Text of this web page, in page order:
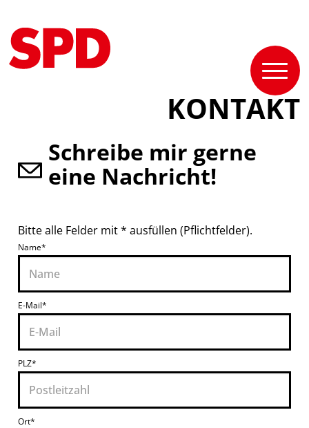
KONTAKT
Schreibe mir gerne
eine Nachricht!
Bitte alle Felder mit * ausfüllen (Pflichtfelder).
Name*
E-Mail*
PLZ*
Ort*